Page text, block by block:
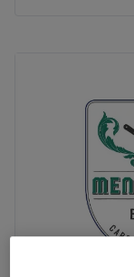
Donnerstag
Sonntag
Im BI-TA
Ihnen eine